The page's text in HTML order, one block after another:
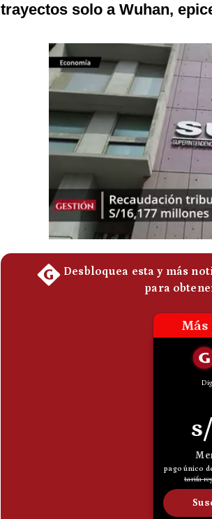
trayectos solo a Wuhan,